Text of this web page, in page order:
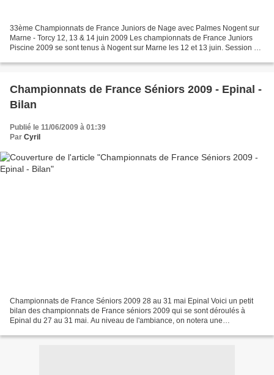
33ème Championnats de France Juniors de Nage avec Palmes Nogent sur
Marne - Torcy 12, 13 & 14 juin 2009 Les championnats de France Juniors
Piscine 2009 se sont tenus à Nogent sur Marne les 12 et 13 juin. Session 1:
Championnats de France Séniors 2009 - Epinal -
Bilan
Publié le 11/06/2009 à 01:39
Par Cyril
Championnats de France Séniors 2009 28 au 31 mai Epinal Voici un petit
bilan des championnats de France séniors 2009 qui se sont déroulés à
Epinal du 27 au 31 mai. Au niveau de l'ambiance, on notera une